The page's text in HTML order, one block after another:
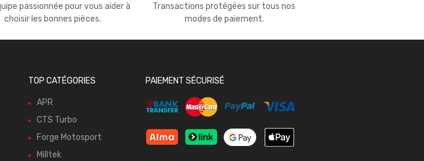
passionnée pour vous aider à
choisir les bonnes pièces.
Transactions protégées sur tous nos
modes de paiement.
TOP CATÉGORIES
APR
CTS Turbo
Forge Motosport
Milltek
PAIEMENT SÉCURISÉ